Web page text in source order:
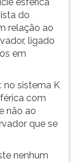
do
relação ao
ligado
em
no sistema K
com
não ao
que se
nenhum